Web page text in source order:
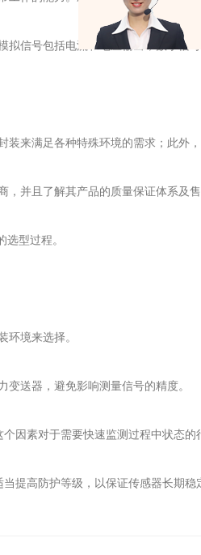
信号包括电流和电压输出，数字信
来满足各种特殊环境的需求；此外
并且了解其产品的质量保证体系及售
型过程。
环境来选择。
送器，避免影响测量信号的精度。
因素对于需要快速监测过程中状态的
提高防护等级，以保证传感器长期稳